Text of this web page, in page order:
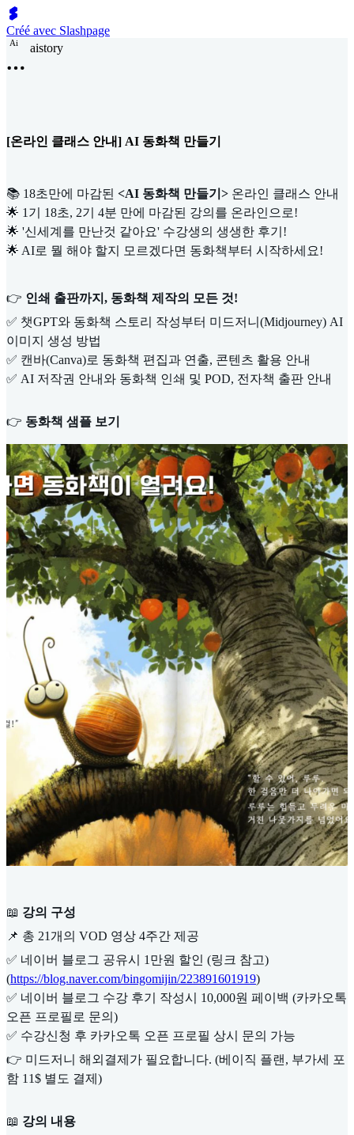
Créé avec Slashpage
Ai aistory
[온라인 클래스 안내] AI 동화책 만들기
📚 18초만에 마감된 <AI 동화책 만들기> 온라인 클래스 안내
🌟 1기 18초, 2기 4분 만에 마감된 강의를 온라인으로!
🌟 '신세계를 만난것 같아요' 수강생의 생생한 후기!
🌟 AI로 뭘 해야 할지 모르겠다면 동화책부터 시작하세요!
👉 인쇄 출판까지, 동화책 제작의 모든 것!
✅ 챗GPT와 동화책 스토리 작성부터 미드저니(Midjourney) AI
이미지 생성 방법
✅ 캔바(Canva)로 동화책 편집과 연출, 콘텐츠 활용 안내
✅ AI 저작권 안내와 동화책 인쇄 및 POD, 전자책 출판 안내
👉 동화책 샘플 보기
​📖 강의 구성
📌 총 21개의 VOD 영상 4주간 제공
✅ 네이버 블로그 공유시 1만원 할인 (링크 참고)
(https://blog.naver.com/bingomijin/223891601919)
✅ 네이버 블로그 수강 후기 작성시 10,000원 페이백 (카카오톡
오픈 프로필로 문의)
✅ 수강신청 후 카카오톡 오픈 프로필 상시 문의 가능
👉 미드저니 해외결제가 필요합니다. (베이직 플랜, 부가세 포
함 11$ 별도 결제)
📖 강의 내용